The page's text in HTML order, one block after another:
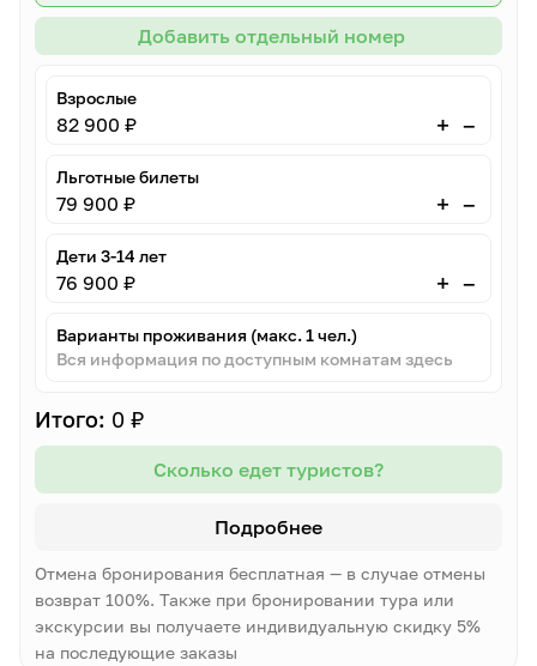
Добавить отдельный номер
Взрослые
82 900 ₽ + –
Льготные билеты
79 900 ₽ + –
Дети 3-14 лет
76 900 ₽ + –
Варианты проживания (макс. 1 чел.)
Вся информация по доступным комнатам здесь
Итого: 0 ₽
Сколько едет туристов?
Подробнее
Отмена бронирования бесплатная — в случае отмены
возврат 100%. Также при бронировании тура или
экскурсии вы получаете индивидуальную скидку 5%
на последующие заказы